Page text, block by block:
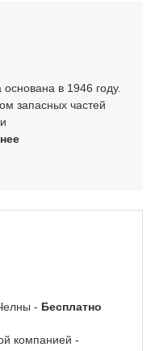
в 1946 году.
запасных частей
- Бесплатно
компанией -